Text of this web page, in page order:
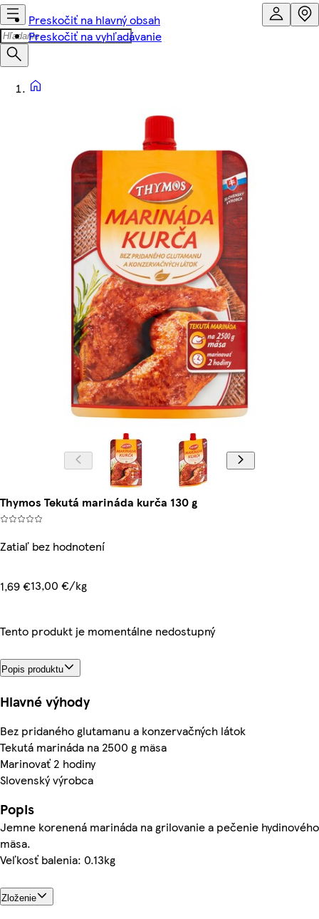
Preskočiť na hlavný obsah
Preskočiť na vyhľadávanie
Thymos Tekutá marináda kurča 130 g
Zatiaľ bez hodnotení
1,69 €13,00 €/kg
Tento produkt je momentálne nedostupný
Popis produktu
Hlavné výhody
Bez pridaného glutamanu a konzervačných látok
Tekutá marináda na 2500 g mäsa
Marinovať 2 hodiny
Slovenský výrobca
Popis
Jemne korenená marináda na grilovanie a pečenie hydinového
mäsa.
Veľkosť balenia: 0.13kg
Zloženie